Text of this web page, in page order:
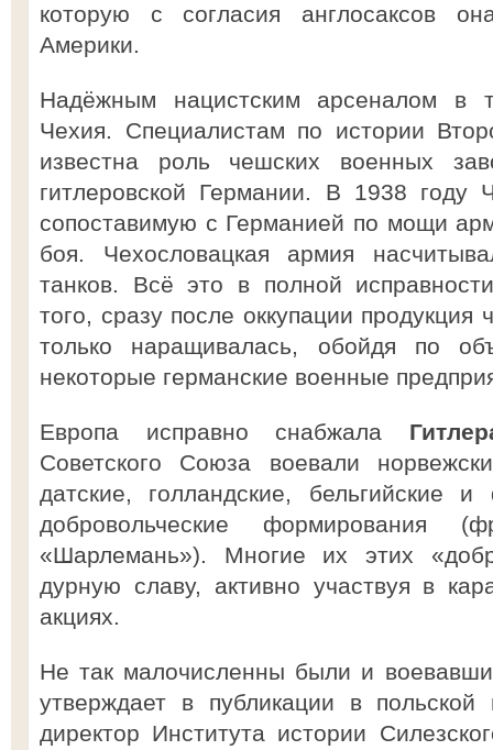
которую с согласия англосаксов
Америки.
Надёжным нацистским арсеналом в
Чехия. Специалистам по истории
известна роль чешских военных
гитлеровской Германии. В 1938 году
сопоставимую с Германией по мощи
боя. Чехословацкая армия
танков. Всё это в полной
того, сразу после оккупации
только наращивалась, обойдя по
некоторые германские военные
Европа исправно снабжала
Советского Союза воевали
датские, голландские, бельгийские
добровольческие формирования
«Шарлемань»). Многие их этих
дурную славу, активно участвуя в
акциях.
Не так малочисленны были и
утверждает в публикации в польской
директор Института истории